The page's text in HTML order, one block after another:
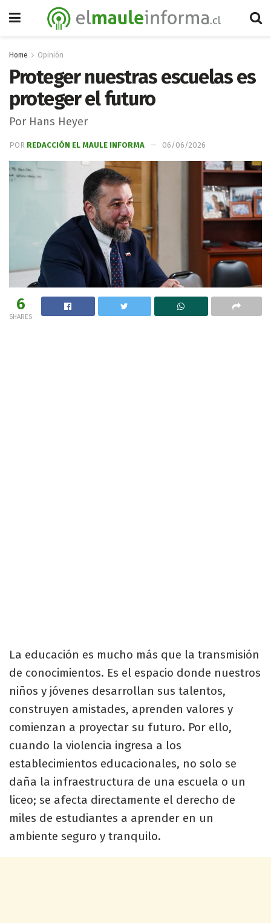
Home Opinión
Proteger nuestras escuelas es
proteger el futuro
Por Hans Heyer
POR REDACCIÓN EL MAULE INFORMA 06/06/2026
6
SHARES
La educación es mucho más que la transmisión
de conocimientos. Es el espacio donde nuestros
niños y jóvenes desarrollan sus talentos,
construyen amistades, aprenden valores y
comienzan a proyectar su futuro. Por ello,
cuando la violencia ingresa a los
establecimientos educacionales, no solo se
daña la infraestructura de una escuela o un
liceo; se afecta directamente el derecho de
miles de estudiantes a aprender en un
ambiente seguro y tranquilo.